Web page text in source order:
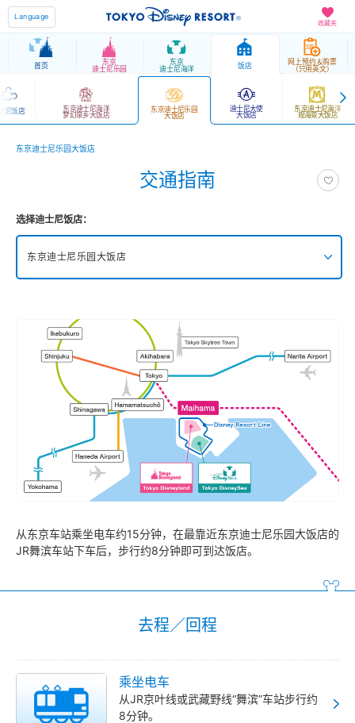
收藏夹
Language
首页 东京
迪士尼乐园
东京
迪士尼海洋 饭店 网上预约＆购票
（只用英文）
尼饭店 东京迪士尼海洋
梦幻泉乡大饭店
东京迪士尼乐园
大饭店
迪士尼大使
大饭店
东京迪士尼海洋
观海景大饭店
东京迪士尼乐园大饭店
交通指南
选择迪士尼饭店：
东京迪士尼乐园大饭店
东京迪士尼乐园大饭店
迪士尼大使大饭店
东京迪士尼海洋观海景大饭店
东京迪士尼度假区玩具总动员饭店
从东京车站乘坐电车约15分钟，在最靠近东京迪士尼乐园大饭店的
JR舞滨车站下车后，步行约8分钟即可到达饭店。
去程／回程
乘坐电车
从JR京叶线或武藏野线“舞滨”车站步行约
8分钟。